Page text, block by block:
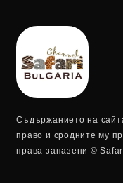
Съдържанието на
право и сродните му
права запазени ©